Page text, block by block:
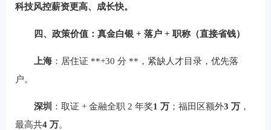
科技风控薪资更高、成长快。
四、政策价值：真金白银 + 落户 + 职称（直接省钱）
上海：居住证 **+30 分 **，紧缺人才目录，优先落
户。
深圳 ：取证 + 金融全职 2 年奖1 万；福田区额外3 万，
最高共4 万。